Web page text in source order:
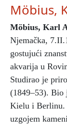
Möbius,
Möbius, Karl
Njemačka,
gostujući
akvarija u
Studirao je
(1849–53). Bio
Kielu i Berlinu.
uzgojem